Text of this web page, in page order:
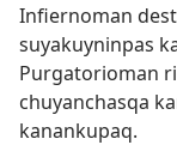
Infiernoman
suyakuyninpas
Purgatorioman
chuyanchasqa
kanankupaq.